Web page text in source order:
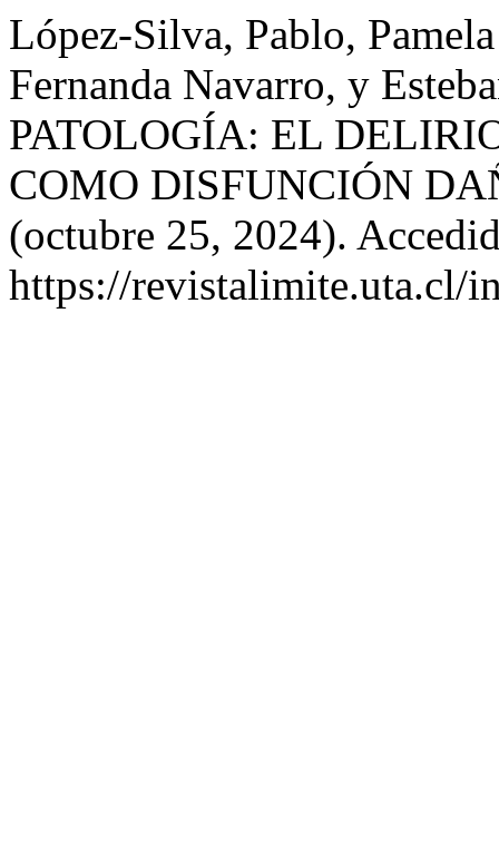
López-Silva, Pablo,
Fernanda Navarro, y
PATOLOGÍA: EL
COMO DISFUNCIÓN
(octubre 25, 2024).
https://revistalimite.uta.cl/